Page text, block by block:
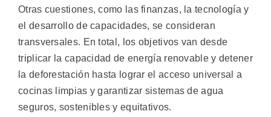
Otras cuestiones, como las finanzas, la tecnología y
el desarrollo de capacidades, se consideran
transversales. En total, los objetivos van desde
triplicar la capacidad de energía renovable y detener
la deforestación hasta lograr el acceso universal a
cocinas limpias y garantizar sistemas de agua
seguros, sostenibles y equitativos.